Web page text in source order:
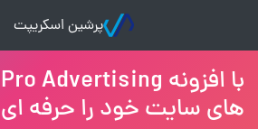
پرشین اسکریپت
های سایت خود را حرفه